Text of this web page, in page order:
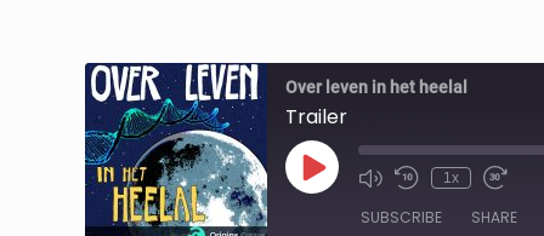
Over leven in het heelal
Trailer
Play
Episode
1x
SUBSCRIBE SHARE